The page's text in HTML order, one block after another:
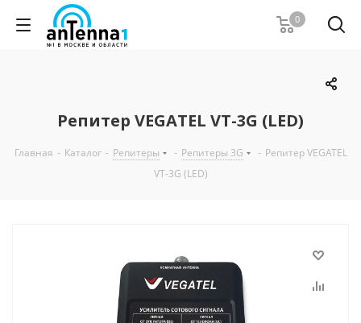
0
Репитер VEGATEL VT-3G (LED)
Главная - Каталог - Репитеры - Репитеры 3G - Репитер VEGATEL
VT-3G (LED)